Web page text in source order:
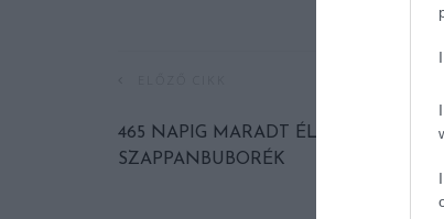
465 NAPIG MARADT ÉLETBEN AZ
SZAPPANBUBORÉK